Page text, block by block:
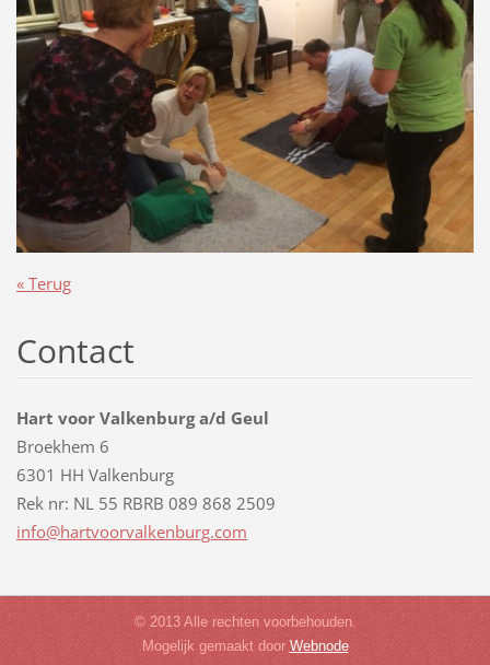
« Terug
Contact
Hart voor Valkenburg a/d Geul
Broekhem 6
6301 HH Valkenburg
Rek nr: NL 55 RBRB 089 868 2509
info@hartvoorvalkenburg.com
© 2013 Alle rechten voorbehouden.
Mogelijk gemaakt door Webnode